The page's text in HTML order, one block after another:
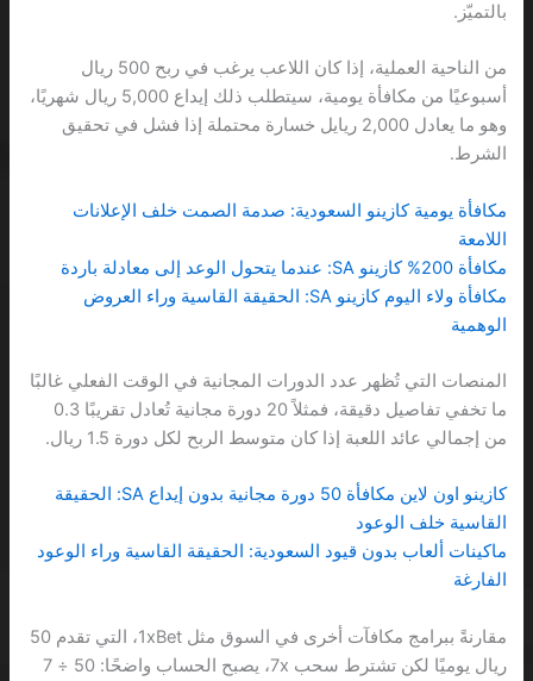
بالتميّز.
من الناحية العملية، إذا كان اللاعب يرغب في ربح 500 ريال
أسبوعيًا من مكافأة يومية، سيتطلب ذلك إيداع 5,000 ريال شهريًا،
وهو ما يعادل 2,000 ريايل خسارة محتملة إذا فشل في تحقيق
الشرط.
مكافأة يومية كازينو السعودية: صدمة الصمت خلف الإعلانات
اللامعة
مكافأة 200% كازينو SA: عندما يتحول الوعد إلى معادلة باردة
مكافأة ولاء اليوم كازينو SA: الحقيقة القاسية وراء العروض
الوهمية
المنصات التي تُظهر عدد الدورات المجانية في الوقت الفعلي غالبًا
ما تخفي تفاصيل دقيقة، فمثلاً 20 دورة مجانية تُعادل تقريبًا 0.3
من إجمالي عائد اللعبة إذا كان متوسط الربح لكل دورة 1.5 ريال.
كازينو اون لاين مكافأة 50 دورة مجانية بدون إيداع SA: الحقيقة
القاسية خلف الوعود
ماكينات ألعاب بدون قيود السعودية: الحقيقة القاسية وراء الوعود
الفارغة
مقارنةً ببرامج مكافآت أخرى في السوق مثل 1xBet، التي تقدم 50
ريال يوميًا لكن تشترط سحب 7x، يصبح الحساب واضحًا: 50 ÷ 7